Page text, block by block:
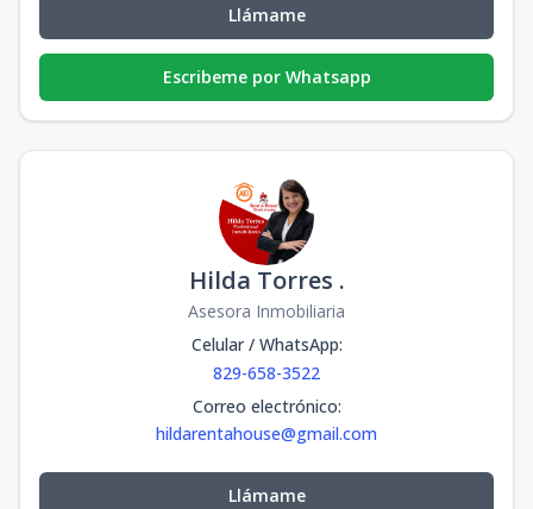
Llámame
Escribeme por Whatsapp
Hilda Torres .
Asesora Inmobiliaria
Celular / WhatsApp:
829-658-3522
Correo electrónico:
hildarentahouse@gmail.com
Llámame